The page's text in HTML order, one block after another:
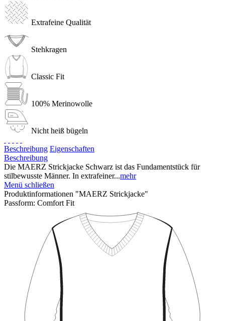
Extrafeine Qualität
Stehkragen
Classic Fit
100% Merinowolle
Nicht heiß bügeln
Beschreibung Eigenschaften
Beschreibung
Die MAERZ Strickjacke Schwarz ist das Fundamentstück für
stilbewusste Männer. In extrafeiner...mehr
Menü schließen
Produktinformationen "MAERZ Strickjacke"
Passform: Comfort Fit